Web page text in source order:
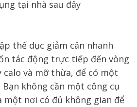
thể dục giảm cân nhanh
tác động trực tiếp đến vòng
calo và mỡ thừa, để có một
không cần một công cụ
một nơi có đủ không gian để